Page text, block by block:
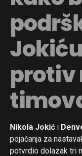
protiv
Nikola Jokić i
pojačanja za
potvrdio dolazak tri